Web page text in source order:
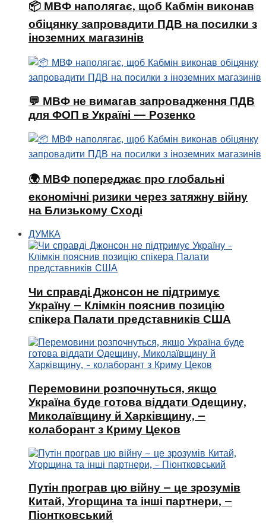
📦 МВФ наполягає, щоб Кабмін виконав
обіцянку запровадити ПДВ на посилки з
іноземних магазинів
💬 МВФ не вимагав запровадження ПДВ
для ФОП в Україні — Розенко
🌍 МВФ попереджає про глобальні
економічні ризики через затяжну війну
на Близькому Сході
ДУМКА
Чи справді Джонсон не підтримує
Україну – Клімкін пояснив позицію
спікера Палати представників США
Перемовини розпочнуться, якщо
Україна буде готова віддати Одещину,
Миколаївщину й Харківщину, –
колаборант з Криму Цеков
Путін програв цю війну – це зрозумів
Китай, Угорщина та інші партнери, –
Піонтковський